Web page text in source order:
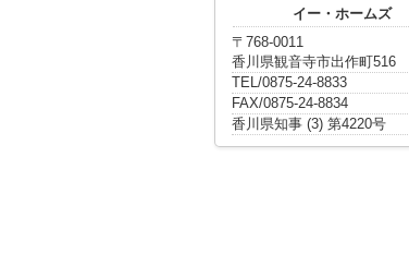
イー・ホームズ
〒768-0011
香川県観音寺市出作町516
TEL/0875-24-8833
FAX/0875-24-8834
香川県知事 (3) 第4220号